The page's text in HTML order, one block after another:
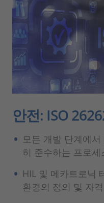
안전: ISO
모든 개발 단계에서
히 준수하는 프로
HIL 및 메카트로닉
환경의 정의 및 자